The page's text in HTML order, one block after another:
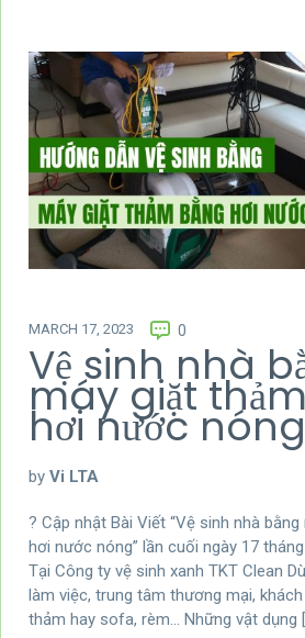
MARCH 17, 2023 0
Vệ sinh nhà
máy giặt
hơi nước nóng
by Vi LTA
? Cập nhật Bài Viết “Vệ sinh nhà
hơi nước nóng” lần cuối ngày 17
Tại Công ty vệ sinh xanh TKT Clean
làm việc, trung tâm thương mại,
thảm hay sofa, rèm… Những vật dụng